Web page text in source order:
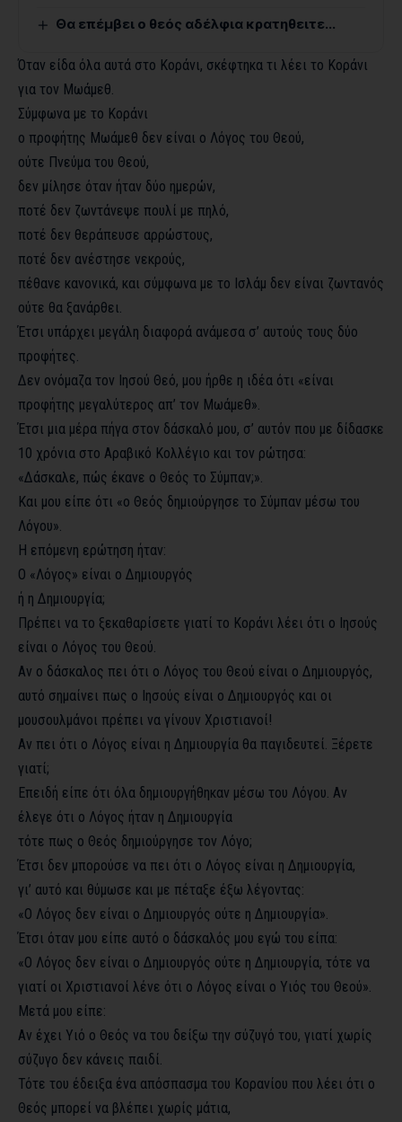
Θα επέμβει ο θεός αδέλφια κρατηθειτε…
Όταν είδα όλα αυτά στο Κοράνι, σκέφτηκα τι λέει το Κοράνι
για τον Μωάμεθ.
Σύμφωνα με το Κοράνι
ο προφήτης Μωάμεθ δεν είναι ο Λόγος του Θεού,
ούτε Πνεύμα του Θεού,
δεν μίλησε όταν ήταν δύο ημερών,
ποτέ δεν ζωντάνεψε πουλί με πηλό,
ποτέ δεν θεράπευσε αρρώστους,
ποτέ δεν ανέστησε νεκρούς,
πέθανε κανονικά, και σύμφωνα με το Ισλάμ δεν είναι ζωντανός
ούτε θα ξανάρθει.
Έτσι υπάρχει μεγάλη διαφορά ανάμεσα σ’ αυτούς τους δύο
προφήτες.
Δεν ονόμαζα τον Ιησού Θεό, μου ήρθε η ιδέα ότι «είναι
προφήτης μεγαλύτερος απ’ τον Μωάμεθ».
Έτσι μια μέρα πήγα στον δάσκαλό μου, σ’ αυτόν που με δίδασκε
10 χρόνια στο Αραβικό Κολλέγιο και τον ρώτησα:
«Δάσκαλε, πώς έκανε ο Θεός το Σύμπαν;».
Και μου είπε ότι «ο Θεός δημιούργησε το Σύμπαν μέσω του
Λόγου».
Η επόμενη ερώτηση ήταν:
Ο «Λόγος» είναι ο Δημιουργός
ή η Δημιουργία;
Πρέπει να το ξεκαθαρίσετε γιατί το Κοράνι λέει ότι ο Ιησούς
είναι ο Λόγος του Θεού.
Αν ο δάσκαλος πει ότι ο Λόγος του Θεού είναι ο Δημιουργός,
αυτό σημαίνει πως ο Ιησούς είναι ο Δημιουργός και οι
μουσουλμάνοι πρέπει να γίνουν Χριστιανοί!
Αν πει ότι ο Λόγος είναι η Δημιουργία θα παγιδευτεί. Ξέρετε
γιατί;
Επειδή είπε ότι όλα δημιουργήθηκαν μέσω του Λόγου. Αν
έλεγε ότι ο Λόγος ήταν η Δημιουργία
τότε πως ο Θεός δημιούργησε τον Λόγο;
Έτσι δεν μπορούσε να πει ότι ο Λόγος είναι η Δημιουργία,
γι’ αυτό και θύμωσε και με πέταξε έξω λέγοντας:
«Ο Λόγος δεν είναι ο Δημιουργός ούτε η Δημιουργία».
Έτσι όταν μου είπε αυτό ο δάσκαλός μου εγώ του είπα:
«Ο Λόγος δεν είναι ο Δημιουργός ούτε η Δημιουργία, τότε να
γιατί οι Χριστιανοί λένε ότι ο Λόγος είναι ο Υιός του Θεού».
Μετά μου είπε:
Αν έχει Υιό ο Θεός να του δείξω την σύζυγό του, γιατί χωρίς
σύζυγο δεν κάνεις παιδί.
Τότε του έδειξα ένα απόσπασμα του Κορανίου που λέει ότι ο
Θεός μπορεί να βλέπει χωρίς μάτια,